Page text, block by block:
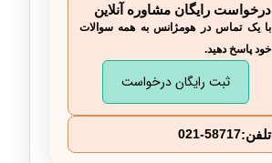
درخواست رایگان مشاوره آنلاین
با یک تماس در هومژانس به همه سوالات
خود پاسخ دهید.
ثبت رایگان درخواست
تلفن:021-58717